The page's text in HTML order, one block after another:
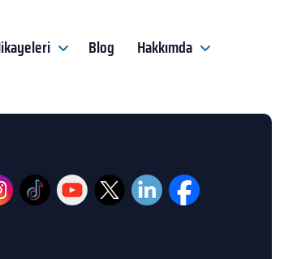
Blog Hakkımda